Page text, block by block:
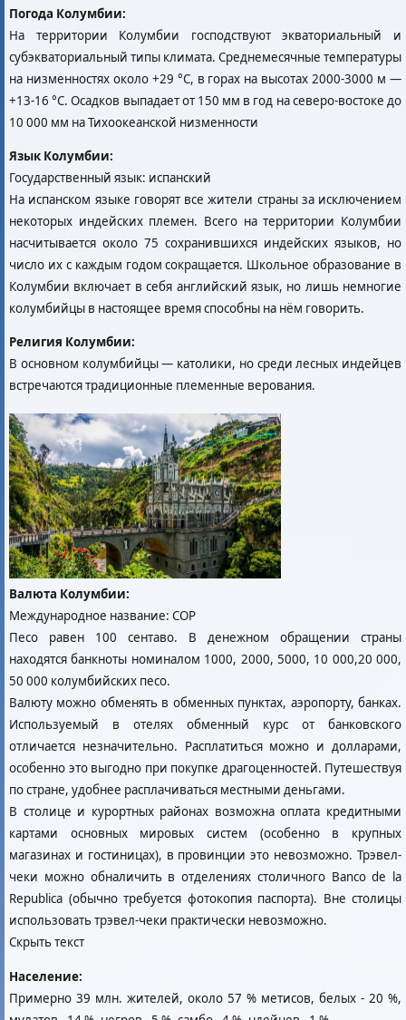
Погода Колумбии:
На территории Колумбии господствуют экваториальный и
субэкваториальный типы климата. Среднемесячные температуры
на низменностях около +29 °C, в горах на высотах 2000-3000 м —
+13-16 °C. Осадков выпадает от 150 мм в год на северо-востоке до
10 000 мм на Тихоокеанской низменности
Язык Колумбии:
Государственный язык: испанский
На испанском языке говорят все жители страны за исключением
некоторых индейских племен. Всего на территории Колумбии
насчитывается около 75 сохранившихся индейских языков, но
число их с каждым годом сокращается. Школьное образование в
Колумбии включает в себя английский язык, но лишь немногие
колумбийцы в настоящее время способны на нём говорить.
Религия Колумбии:
В основном колумбийцы — католики, но среди лесных индейцев
встречаются традиционные племенные верования.
Валюта Колумбии:
Международное название: COP
Песо равен 100 сентаво. В денежном обращении страны
находятся банкноты номиналом 1000, 2000, 5000, 10 000,20 000,
50 000 колумбийских песо.
Валюту можно обменять в обменных пунктах, аэропорту, банках.
Используемый в отелях обменный курс от банковского
отличается незначительно. Расплатиться можно и долларами,
особенно это выгодно при покупке драгоценностей. Путешествуя
по стране, удобнее расплачиваться местными деньгами.
В столице и курортных районах возможна оплата кредитными
картами основных мировых систем (особенно в крупных
магазинах и гостиницах), в провинции это невозможно. Трэвел-
чеки можно обналичить в отделениях столичного Banco de la
Republica (обычно требуется фотокопия паспорта). Вне столицы
использовать трэвел-чеки практически невозможно.
Скрыть текст
Население:
Примерно 39 млн. жителей, около 57 % метисов, белых - 20 %,